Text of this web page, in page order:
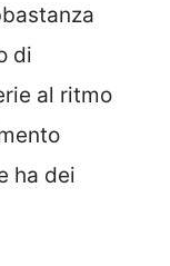
di
al ritmo
ha dei